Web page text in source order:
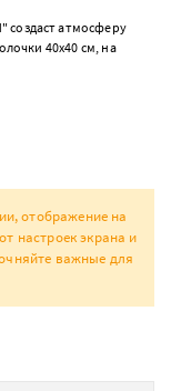
атмосферу
40х40 см, на
отображение на
настроек экрана и
важные для